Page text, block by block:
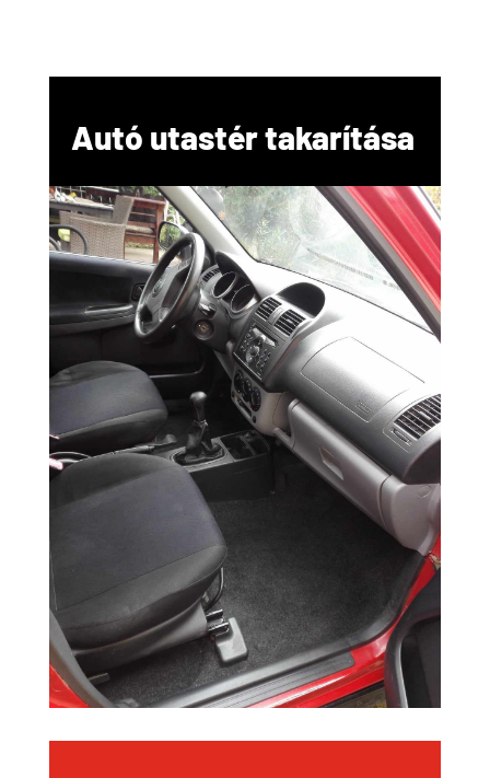
Autó utastér takarítása